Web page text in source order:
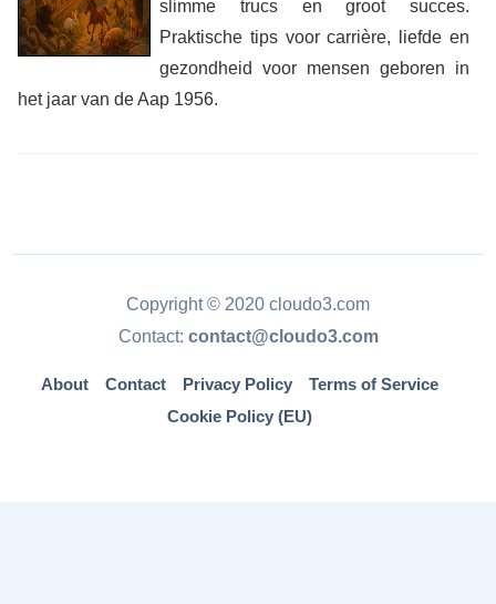
slimme trucs en groot succes.
Praktische tips voor carrière, liefde en
gezondheid voor mensen geboren in
het jaar van de Aap 1956.
Copyright © 2020 cloudo3.com
Contact: contact@cloudo3.com
About Contact Privacy Policy
Terms of Service
Cookie Policy (EU)